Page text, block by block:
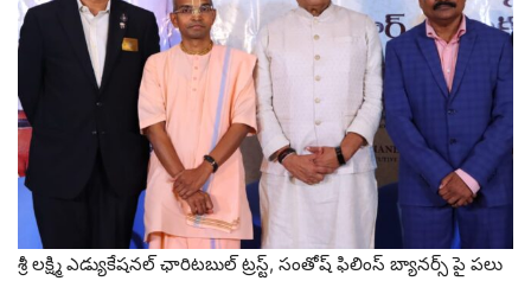
శ్రీ లక్ష్మి ఎడ్యుకేషనల్ ఛారిటబుల్ ట్రస్ట్, సంతోష్ ఫిలింస్ బ్యానర్స్ పై పలు